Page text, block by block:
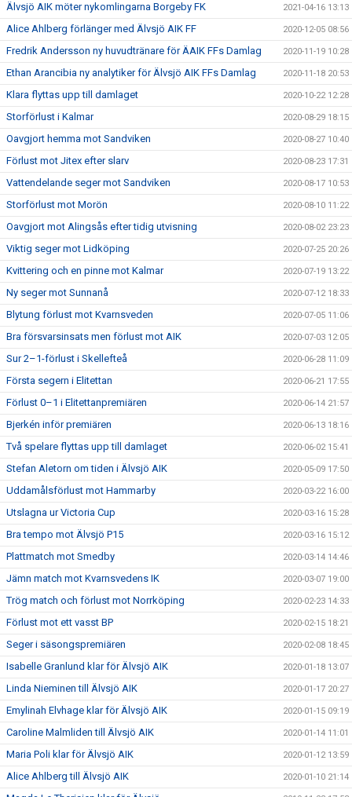
Älvsjö AIK möter nykomlingarna Borgeby FK 2021-04-16 13:13
Alice Ahlberg förlänger med Älvsjö AIK FF 2020-12-05 08:56
Fredrik Andersson ny huvudtränare för ÄAIK FFs Damlag 2020-11-19 10:28
Ethan Arancibia ny analytiker för Älvsjö AIK FFs Damlag 2020-11-18 20:53
Klara flyttas upp till damlaget 2020-10-22 12:28
Storförlust i Kalmar 2020-08-29 18:15
Oavgjort hemma mot Sandviken 2020-08-27 10:40
Förlust mot Jitex efter slarv 2020-08-23 17:31
Vattendelande seger mot Sandviken 2020-08-17 10:53
Storförlust mot Morön 2020-08-10 11:22
Oavgjort mot Alingsås efter tidig utvisning 2020-08-02 23:23
Viktig seger mot Lidköping 2020-07-25 20:26
Kvittering och en pinne mot Kalmar 2020-07-19 13:22
Ny seger mot Sunnanå 2020-07-12 18:33
Blytung förlust mot Kvarnsveden 2020-07-05 11:06
Bra försvarsinsats men förlust mot AIK 2020-07-03 12:05
Sur 2–1-förlust i Skellefteå 2020-06-28 11:09
Första segern i Elitettan 2020-06-21 17:55
Förlust 0–1 i Elitettanpremiären 2020-06-14 21:57
Bjerkén inför premiären 2020-06-13 18:16
Två spelare flyttas upp till damlaget 2020-06-02 15:41
Stefan Aletorn om tiden i Älvsjö AIK 2020-05-09 17:50
Uddamålsförlust mot Hammarby 2020-03-22 16:00
Utslagna ur Victoria Cup 2020-03-16 15:28
Bra tempo mot Älvsjö P15 2020-03-16 15:12
Plattmatch mot Smedby 2020-03-14 14:46
Jämn match mot Kvarnsvedens IK 2020-03-07 19:00
Trög match och förlust mot Norrköping 2020-02-23 14:33
Förlust mot ett vasst BP 2020-02-15 18:21
Seger i säsongspremiären 2020-02-08 18:45
Isabelle Granlund klar för Älvsjö AIK 2020-01-18 13:07
Linda Nieminen till Älvsjö AIK 2020-01-17 20:27
Emylinah Elvhage klar för Älvsjö AIK 2020-01-15 09:19
Caroline Malmliden till Älvsjö AIK 2020-01-14 11:01
Maria Poli klar för Älvsjö AIK 2020-01-12 13:59
Alice Ahlberg till Älvsjö AIK 2020-01-10 21:14